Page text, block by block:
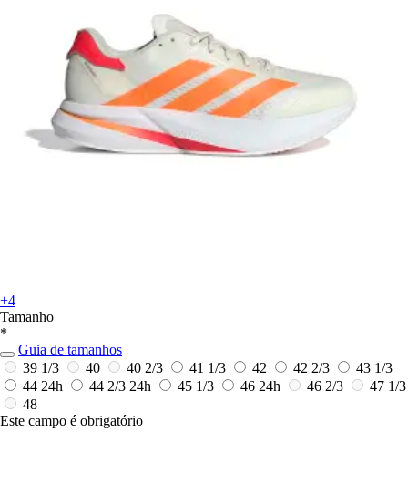
+4
Tamanho
*
Guia de tamanhos
39 1/3
40 40 2/3 41 1/3 42 42 2/3
43 1/3
44 24h 44 2/3 24h 45 1/3 46 24h 46 2/3
47 1/3
48
Este campo é obrigatório